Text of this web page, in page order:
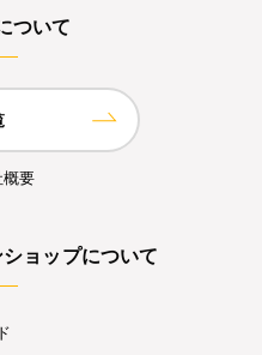
ついて
要
ョップについて